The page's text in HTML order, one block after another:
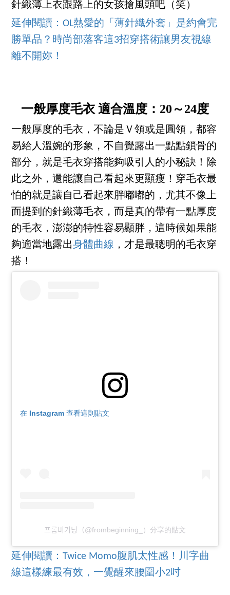
針織薄上衣跟路上的女孩搶風頭吧（笑）
延伸閱讀：OL熱愛的「薄針織外套」是約會完
勝單品？時尚部落客這3招穿搭術讓男友視線
離不開妳！
一般厚度毛衣 適合溫度：20～24度
一般厚度的毛衣，不論是Ｖ領或是圓領，都容
易給人溫婉的形象，不自覺露出一點點鎖骨的
部分，就是毛衣穿搭能夠吸引人的小秘訣！除
此之外，還能讓自己看起來更顯瘦！穿毛衣最
怕的就是讓自己看起來胖嘟嘟的，尤其不像上
面提到的針織薄毛衣，而是真的帶有一點厚度
的毛衣，澎澎的特性容易顯胖，這時候如果能
夠適當地露出身體曲線 ，才是最聰明的毛衣穿
搭！
在 Instagram 查看這則貼文
프롬비기닝（@frombeginning_）分享的貼文
延伸閱讀：Twice Momo腹肌太性感！川字曲
線這樣練最有效，一覺醒來腰圍小2吋